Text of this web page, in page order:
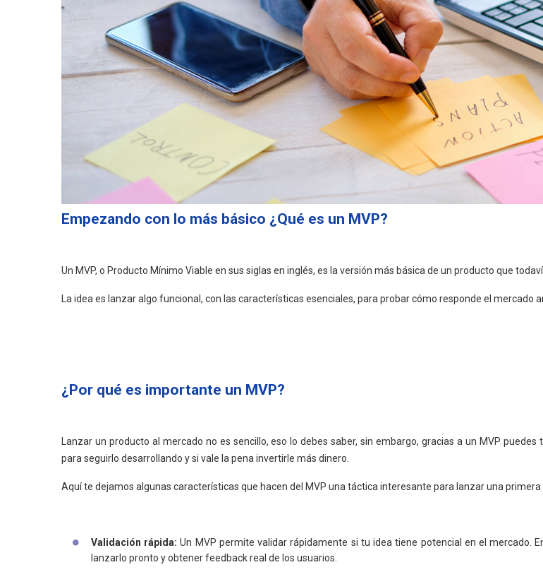
Empezando con lo más básico ¿Qué es un MVP?
Un MVP, o Producto Mínimo Viable en sus siglas en inglés, es la versión más básica de un producto que
La idea es lanzar algo funcional, con las características esenciales, para probar cómo responde el mercado
¿Por qué es importante un MVP?
Lanzar un producto al mercado no es sencillo, eso lo debes saber, sin embargo, gracias a un MVP
para seguirlo desarrollando y si vale la pena invertirle más dinero.
Aquí te dejamos algunas características que hacen del MVP una táctica interesante para lanzar una
Validación rápida: Un MVP permite validar rápidamente si tu idea tiene potencial en el mercado.
lanzarlo pronto y obtener feedback real de los usuarios.